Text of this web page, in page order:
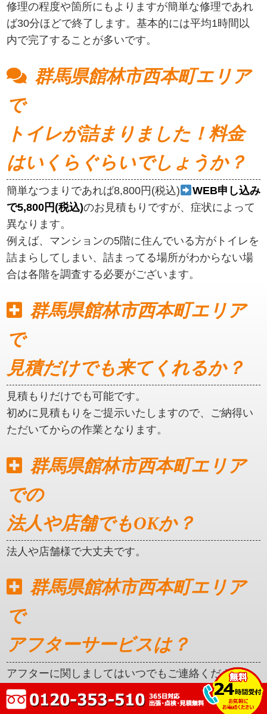
修理の程度や箇所にもよりますが簡単な修理であれ
ば30分ほどで終了します。基本的には平均1時間以
内で完了することが多いです。
群馬県館林市西本町エリア
で
トイレが詰まりました！料金
はいくらぐらいでしょうか？
簡単なつまりであれば8,800円(税込)
WEB申し込み
で5,800円(税込)のお見積もりですが、症状によって
異なります。
例えば、マンションの5階に住んでいる方がトイレを
詰まらしてしまい、詰まってる場所がわからない場
合は各階を調査する必要がございます。
群馬県館林市西本町エリア
で
見積だけでも来てくれるか？
見積もりだけでも可能です。
初めに見積もりをご提示いたしますので、ご納得い
ただいてからの作業となります。
群馬県館林市西本町エリア
での
法人や店舗でもOKか？
法人や店舗様で大丈夫です。
群馬県館林市西本町エリア
で
アフターサービスは？
アフターに関しましてはいつでもご連絡ください。
クレカ対応はしているか？